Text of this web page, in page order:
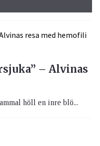
– Alvinas
höll en inre blö...